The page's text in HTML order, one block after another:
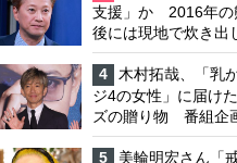
支援」か 2016年の
後には現地で炊き出
も知られなくて良い
ろ強まる福祉活動へ
4
木村拓哉、「乳
ジ4の女性」に届け
ズの贈り物 番組企
たファンが、夢と希
心遣いに「うれしく
5
美輪明宏さん「